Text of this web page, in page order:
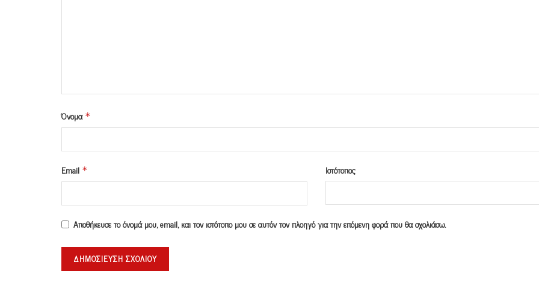
Όνομα *
Email * Ιστότοπος
Αποθήκευσε το όνομά μου, email, και τον ιστότοπο μου σε αυτόν τον πλοηγό για την επόμενη φορά που θα σχολιάσω.